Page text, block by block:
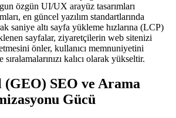
özgün UI/UX arayüz tasarımları
en güncel yazılım standartlarında
saniye altı sayfa yükleme hızlarına (LCP)
sayfalar, ziyaretçilerin web sitenizi
önler, kullanıcı memnuniyetini
kalıcı olarak yükseltir.
(GEO) SEO ve Arama
Gücü